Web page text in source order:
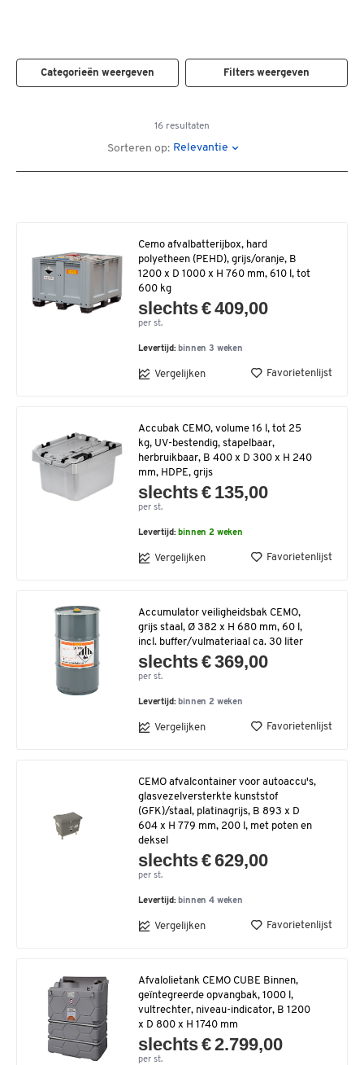
Categorieën weergeven Filters weergeven
16 resultaten
Sorteren op: Relevantie
Cemo afvalbatterijbox, hard
polyetheen (PEHD), grijs/oranje, B
1200 x D 1000 x H 760 mm, 610 l, tot
600 kg
slechts € 409,00
per st.
Levertijd: binnen 3 weken
Vergelijken Favorietenlijst
Accubak CEMO, volume 16 l, tot 25
kg, UV-bestendig, stapelbaar,
herbruikbaar, B 400 x D 300 x H 240
mm, HDPE, grijs
slechts € 135,00
per st.
Levertijd: binnen 2 weken
Vergelijken Favorietenlijst
Accumulator veiligheidsbak CEMO,
grijs staal, Ø 382 x H 680 mm, 60 l,
incl. buffer/vulmateriaal ca. 30 liter
slechts € 369,00
per st.
Levertijd: binnen 2 weken
Vergelijken Favorietenlijst
CEMO afvalcontainer voor autoaccu's,
glasvezelversterkte kunststof
(GFK)/staal, platinagrijs, B 893 x D
604 x H 779 mm, 200 l, met poten en
deksel
slechts € 629,00
per st.
Levertijd: binnen 4 weken
Vergelijken Favorietenlijst
Afvalolietank CEMO CUBE Binnen,
geïntegreerde opvangbak, 1000 l,
vultrechter, niveau-indicator, B 1200
x D 800 x H 1740 mm
slechts € 2.799,00
per st.